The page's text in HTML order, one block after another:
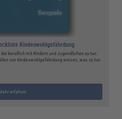
Kindeswohlgefährdung
beruflich mit Kindern und Jugendlichen zu tun
von Kindeswohlgefährdung wissen, was zu tun
erfahren